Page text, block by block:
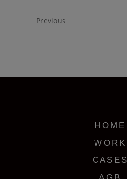
Previous
HOME
WORK
CASES